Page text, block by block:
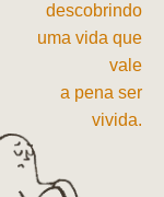
descobrindo
uma vida que
vale
a pena ser
vivida.